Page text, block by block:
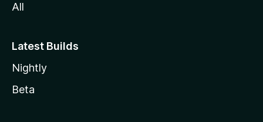
All
Latest Builds
Nightly
Beta